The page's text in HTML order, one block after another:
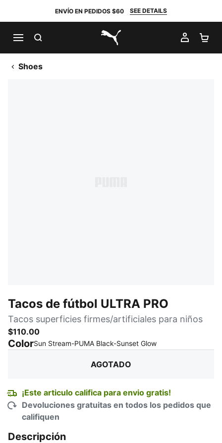
ENVÍO EN PEDIDOS $60 SEE DETAILS
PUMA.com
MI
Shoes
Tacos de fútbol ULTRA PRO
Tacos superficies firmes/artificiales para niños
$110.00
ColorSun Stream-PUMA Black-Sunset Glow:
AGOTADO
¡Este articulo califica para envio gratis!
Devoluciones gratuitas en todos los pedidos que
califiquen
Descripción